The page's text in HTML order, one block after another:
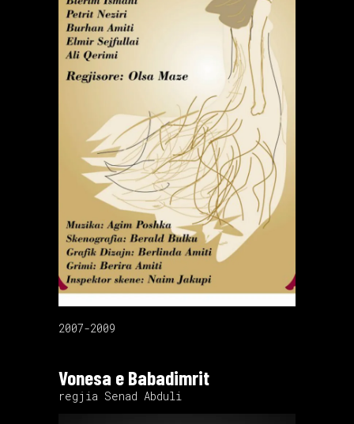
2007-2009
Vonesa e Babadimrit
regjia Senad Abduli